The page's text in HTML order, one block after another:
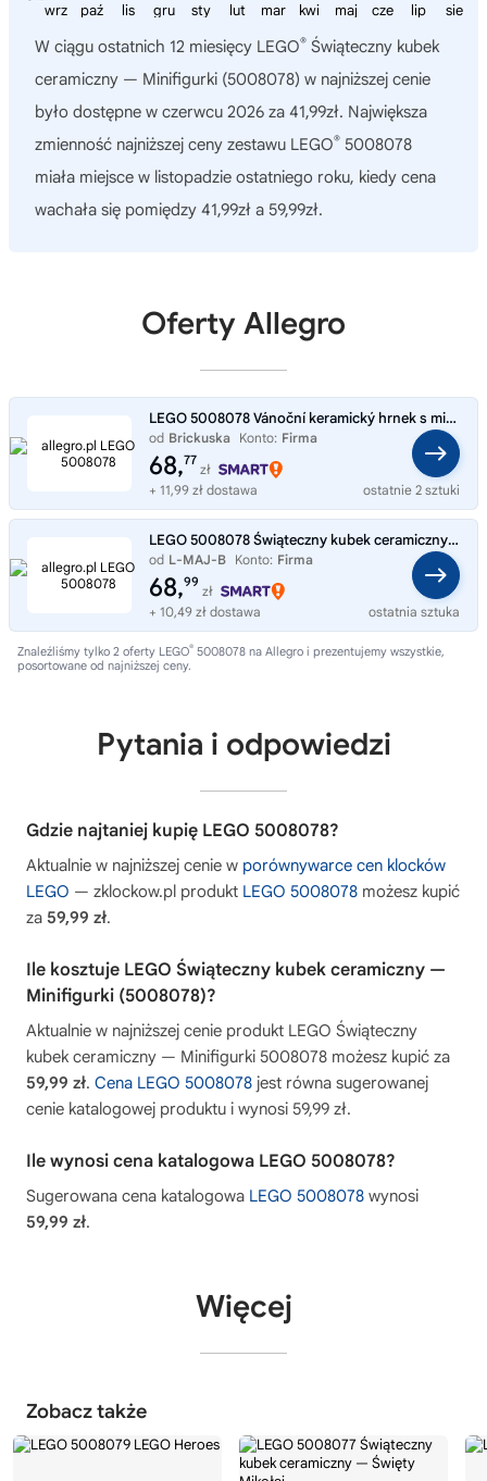
sie
lip
cze
maj
kwi
mar
lut
sty
gru
lis
paź
wrz
W ciągu ostatnich 12 miesięcy LEGO® Świąteczny kubek
ceramiczny — Minifigurki (5008078) w najniższej cenie
było dostępne w czerwcu 2026 za 41,99zł. Największa
zmienność najniższej ceny zestawu LEGO® 5008078
miała miejsce w listopadzie ostatniego roku, kiedy cena
wachała się pomiędzy 41,99zł a 59,99zł.
Oferty Allegro
LEGO 5008078 Vánoční keramický hrnek s minifigurkami
od Brickuska Konto: Firma
68,77
zł
+ 11,99 zł dostawa
ostatnie 2 sztuki
LEGO 5008078 Świąteczny kubek ceramiczny Minifigurki - NOWY I ORYGINALNY!!!
od L-MAJ-B Konto: Firma
68,99
zł
+ 10,49 zł dostawa
ostatnia sztuka
Znaleźliśmy tylko 2 oferty LEGO® 5008078 na Allegro i prezentujemy wszystkie,
posortowane od najniższej ceny.
Pytania i odpowiedzi
Gdzie najtaniej kupię LEGO 5008078?
Aktualnie w najniższej cenie w porównywarce cen klocków
LEGO — zklockow.pl produkt LEGO 5008078 możesz kupić
za 59,99 zł.
Ile kosztuje LEGO Świąteczny kubek ceramiczny —
Minifigurki (5008078)?
Aktualnie w najniższej cenie produkt LEGO Świąteczny
kubek ceramiczny — Minifigurki 5008078 możesz kupić za
59,99 zł. Cena LEGO 5008078 jest równa sugerowanej
cenie katalogowej produktu i wynosi 59,99 zł.
Ile wynosi cena katalogowa LEGO 5008078?
Sugerowana cena katalogowa LEGO 5008078 wynosi
59,99 zł.
Więcej
Zobacz także